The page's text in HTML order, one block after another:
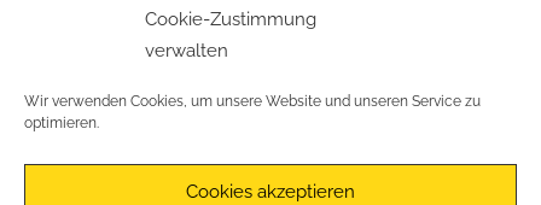
Cookie-Zustimmung
verwalten
Wir verwenden Cookies, um unsere Website und unseren Service zu
optimieren.
Cookies akzeptieren
„Ohne Moos nix los“
Wir freuen uns über jede Spende!
Jetzt spenden!